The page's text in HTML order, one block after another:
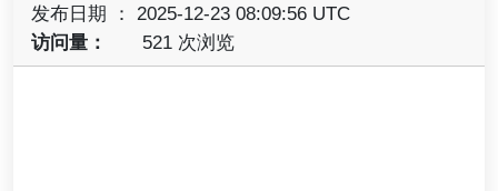
发布日期 ： 2025-12-23 08:09:56 UTC
访问量：
521 次浏览